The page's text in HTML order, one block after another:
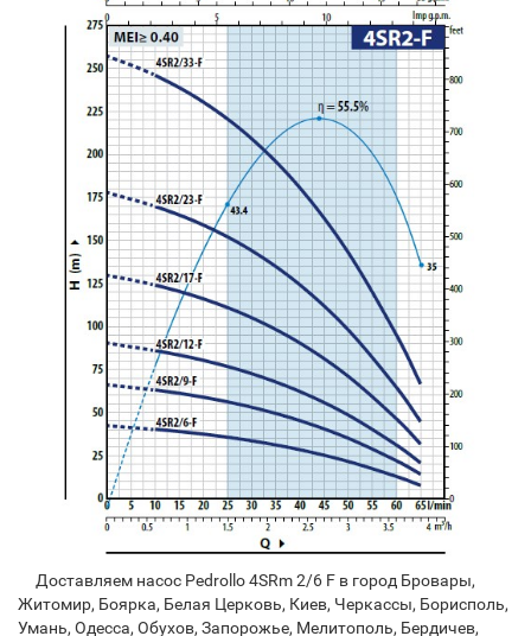
Доставляем насос Pedrollo 4SRm 2/6 F в город Бровары,
Житомир, Боярка, Белая Церковь, Киев, Черкассы, Борисполь,
Умань, Одесса, Обухов, Запорожье, Мелитополь, Бердичев,